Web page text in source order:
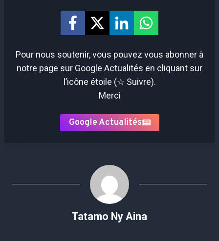
Pour nous soutenir, vous pouvez vous abonner à
notre page sur Google Actualités en cliquant sur
l’icône étoile (☆ Suivre).
Merci
Google Actualités
Tatamo Ny Aina